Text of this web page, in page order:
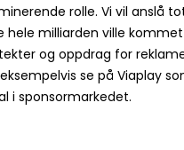
rolle. Vi vil anslå
hele milliarden ville
og oppdrag for
se på Viaplay
i sponsormarkedet.